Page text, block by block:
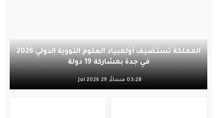
المملكة تستضيف أولمبياد العلوم النووية الدولي 2026
في جدة بمشاركة 19 دولة
03:28 مساءً, 29 Jul 2026